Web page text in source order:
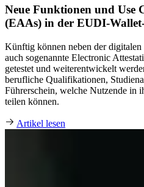
Neue Funktionen und Use
(EAAs) in der EUDI-
Künftig können neben der
auch sogenannte Electronic
getestet und weiterentwickelt
berufliche Qualifikationen,
Führerschein, welche Nutzende in
teilen können.
Artikel lesen